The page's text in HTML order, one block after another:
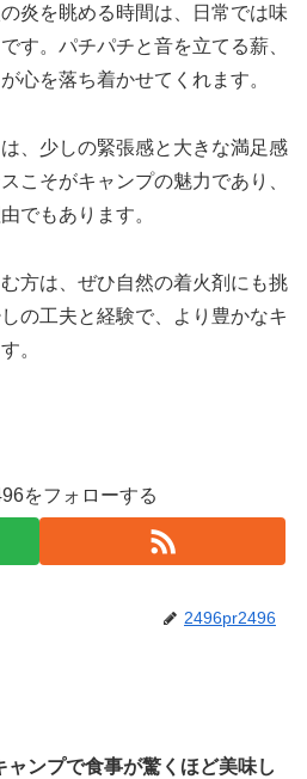
炎を眺める時間は、日常では味
す。パチパチと音を立てる薪、
心を落ち着かせてくれます。
、少しの緊張感と大きな満足感
こそがキャンプの魅力であり、
でもあります。
方は、ぜひ自然の着火剤にも挑
の工夫と経験で、より豊かなキ
。
をフォローする
2496pr2496
ャンプで食事が驚くほど美味し